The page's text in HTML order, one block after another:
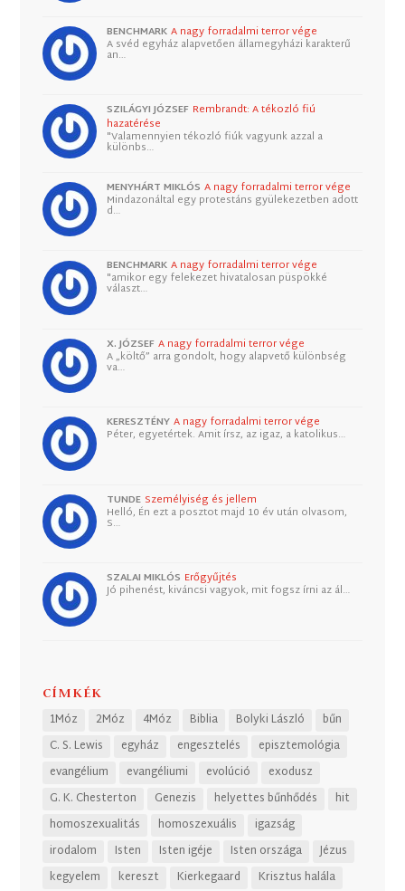
BENCHMARK A nagy forradalmi terror vége
A svéd egyház alapvetően államegyházi karakterű
an…
SZILÁGYI JÓZSEF Rembrandt: A tékozló fiú
hazatérése
"Valamennyien tékozló fiúk vagyunk azzal a
különbs…
MENYHÁRT MIKLÓS A nagy forradalmi terror vége
Mindazonáltal egy protestáns gyülekezetben adott
d…
BENCHMARK A nagy forradalmi terror vége
"amikor egy felekezet hivatalosan püspökké
választ…
X. JÓZSEF A nagy forradalmi terror vége
A „költő” arra gondolt, hogy alapvető különbség
va…
KERESZTÉNY A nagy forradalmi terror vége
Péter, egyetértek. Amit írsz, az igaz, a katolikus…
TUNDE Személyiség és jellem
Helló, Én ezt a posztot majd 10 év után olvasom,
S…
SZALAI MIKLÓS Erőgyűjtés
Jó pihenést, kiváncsi vagyok, mit fogsz írni az ál…
CÍMKÉK
1Móz 2Móz 4Móz Biblia Bolyki László
bűn
C. S. Lewis
egyház engesztelés
episztemológia
evangélium
evangéliumi evolúció
exodusz
G. K. Chesterton
Genezis helyettes bűnhődés
hit
homoszexualitás
homoszexuális
igazság
irodalom
Isten Isten igéje Isten országa
Jézus
kegyelem
kereszt Kierkegaard Krisztus halála